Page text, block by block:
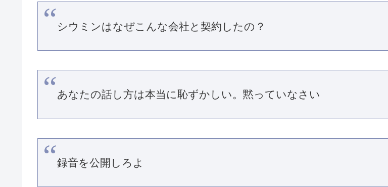
シウミンはなぜこんな会社と契約したの？
あなたの話し方は本当に恥ずかしい。黙っていなさい
録音を公開しろよ